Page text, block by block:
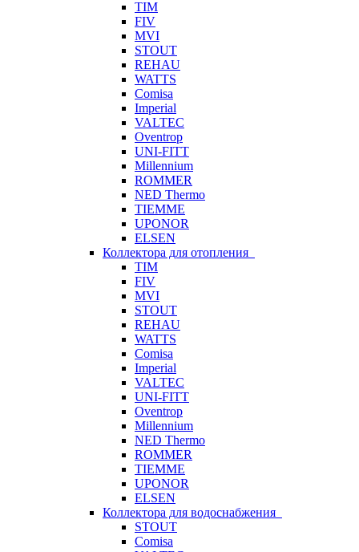
TIM
FIV
MVI
STOUT
REHAU
WATTS
Comisa
Imperial
VALTEC
Oventrop
UNI-FITT
Millennium
ROMMER
NED Thermo
TIEMME
UPONOR
ELSEN
Коллектора для отопления
TIM
FIV
MVI
STOUT
REHAU
WATTS
Comisa
Imperial
VALTEC
UNI-FITT
Oventrop
Millennium
NED Thermo
ROMMER
TIEMME
UPONOR
ELSEN
Коллектора для водоснабжения
STOUT
Comisa